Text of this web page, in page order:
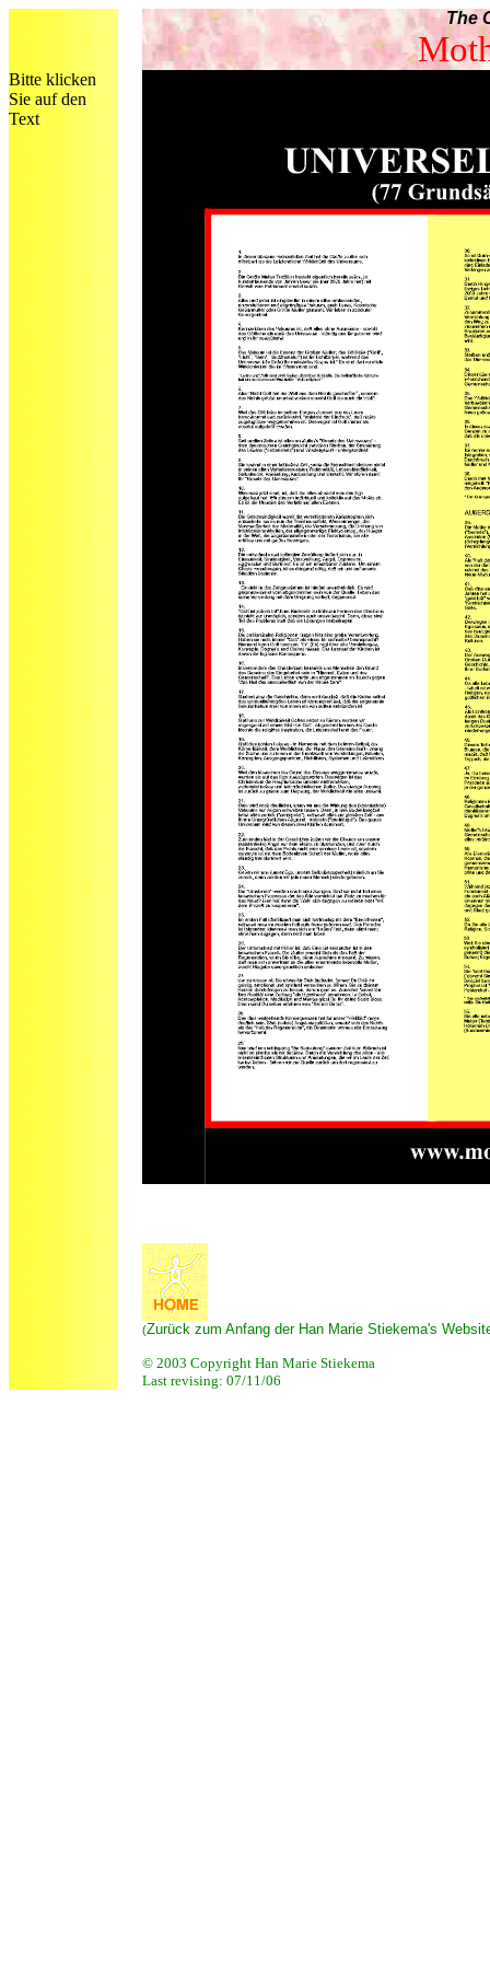
The
Bitte klicken
Sie auf den
Text
(Zurück zum Anfang der Han Marie Stiekema's
© 2003 Copyright Han Marie Stiekema
Last revising: 07/11/06